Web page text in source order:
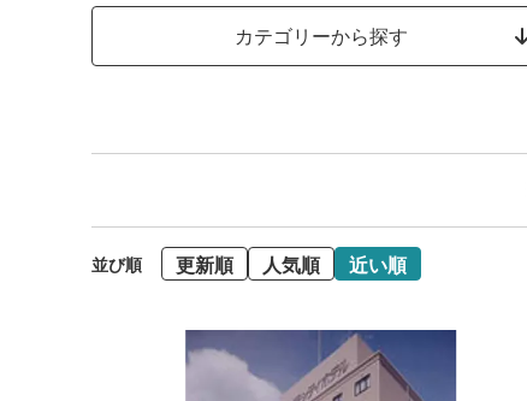
カテゴリーから探す
並び順 更新順 人気順 近い順